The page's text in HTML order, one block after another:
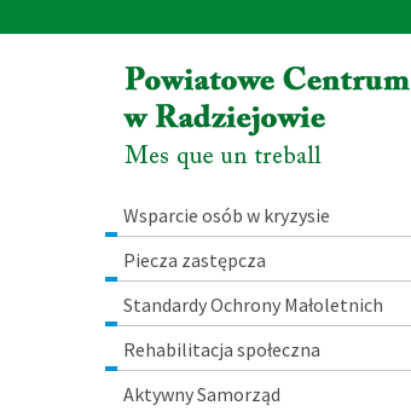
Menu
Wsparcie osób w kryzysie
Piecza zastępcza
Standardy Ochrony Małoletnich
Rehabilitacja społeczna
Aktywny Samorząd